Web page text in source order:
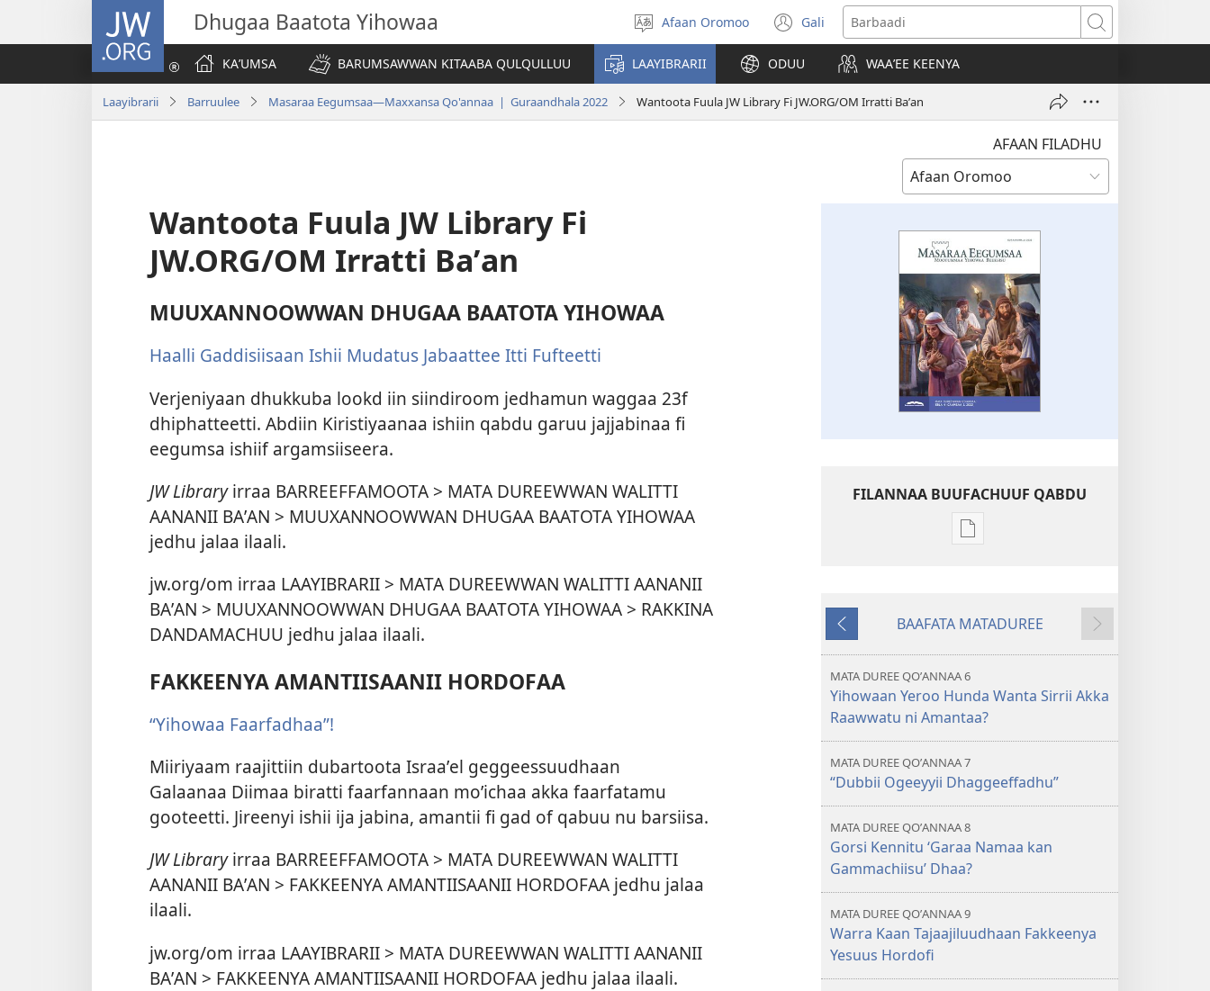
JW.ORG Dhugaa Baatota Yihowaa
Afaan
filadhu
Afaan Oromoo Gali
(opens
new
window)
Barbaadi
KAʼUMSA
BARUMSAWWAN KITAABA QULQULLUU LAAYIBRARII ODUU WAAʼEE KEENYA
Laayibrarii Barruulee Masaraa Eegumsaa—Maxxansa Qo'annaa | Guraandhala 2022 Wantoota Fuula JW Library Fi JW.ORG/OM Irratti Baʼan
AFAAN FILADHU
Wantoota Fuula JW Library Fi
JW.ORG/OM Irratti Baʼan
MUUXANNOOWWAN DHUGAA BAATOTA YIHOWAA
Haalli Gaddisiisaan Ishii Mudatus Jabaattee Itti Fufteetti
Verjeniyaan dhukkuba lookd iin siindiroom jedhamun waggaa 23f
dhiphatteetti. Abdiin Kiristiyaanaa ishiin qabdu garuu jajjabinaa fi
eegumsa ishiif argamsiiseera.
JW Libraryirraa BARREEFFAMOOTA > MATA DUREEWWAN WALITTI
AANANII BAʼAN > MUUXANNOOWWAN DHUGAA BAATOTA YIHOWAA
jedhu jalaa ilaali.
jw.org/om irraa LAAYIBRARII > MATA DUREEWWAN WALITTI AANANII
BAʼAN > MUUXANNOOWWAN DHUGAA BAATOTA YIHOWAA > RAKKINA
DANDAMACHUU jedhu jalaa ilaali.
FAKKEENYA AMANTIISAANII HORDOFAA
“Yihowaa Faarfadhaa”!
Miiriyaam raajittiin dubartoota Israaʼel geggeessuudhaan
Galaanaa Diimaa biratti faarfannaan moʼichaa akka faarfatamu
gooteetti. Jireenyi ishii ija jabina, amantii fi gad of qabuu nu barsiisa.
JW Libraryirraa BARREEFFAMOOTA > MATA DUREEWWAN WALITTI
AANANII BAʼAN > FAKKEENYA AMANTIISAANII HORDOFAA jedhu jalaa
ilaali.
jw.org/om irraa LAAYIBRARII > MATA DUREEWWAN WALITTI AANANII
BAʼAN > FAKKEENYA AMANTIISAANII HORDOFAA jedhu jalaa ilaali.
FILANNAA BUUFACHUUF QABDU
Filannaawwan
MASARAA
—
MAXXANSA
QOʼANNAA
Deebiʼi
BAAFATA MATADUREE
Itti
Fufi
MATA DUREE QOʼANNAA 6
Yihowaan Yeroo Hunda Wanta Sirrii Akka
Raawwatu ni Amantaa?
MATA DUREE QOʼANNAA 7
“Dubbii Ogeeyyii Dhaggeeffadhu”
MATA DUREE QOʼANNAA 8
Gorsi Kennitu ‘Garaa Namaa kan
Gammachiisu’ Dhaa?
MATA DUREE QOʼANNAA 9
Warra Kaan Tajaajiluudhaan Fakkeenya
Yesuus Hordofi